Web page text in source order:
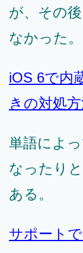
が、その
なかった。
iOS 6で内
きの対処
単語によ
なったり
ある。
サポート